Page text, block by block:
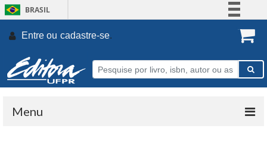
BRASIL
Participe
Entre ou cadastre-se.
Menu